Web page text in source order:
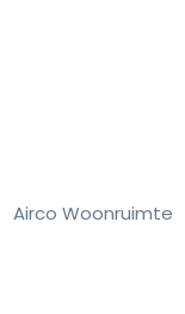
Airco Woonruimte